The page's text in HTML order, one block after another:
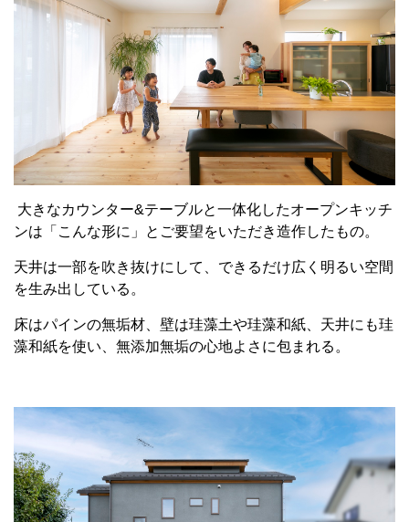
大きなカウンター&テーブルと一体化したオープンキッチ
ンは「こんな形に」とご要望をいただき造作したもの。
天井は一部を吹き抜けにして、できるだけ広く明るい空間
を生み出している。
床はパインの無垢材、壁は珪藻土や珪藻和紙、天井にも珪
藻和紙を使い、無添加無垢の心地よさに包まれる。